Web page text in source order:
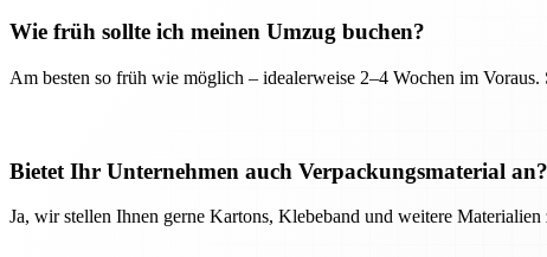
Wie früh sollte ich meinen Umzug buchen?
Am besten so früh wie möglich – idealerweise 2–4 Wochen im
Bietet Ihr Unternehmen auch Verpackungsmaterial an?
Ja, wir stellen Ihnen gerne Kartons, Klebeband und weitere